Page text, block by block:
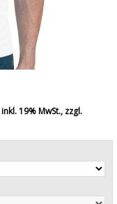
inkl. 19% MwSt., zzgl.